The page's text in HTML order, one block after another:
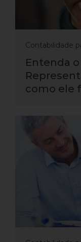
Contabilidade
Entenda o
como ele